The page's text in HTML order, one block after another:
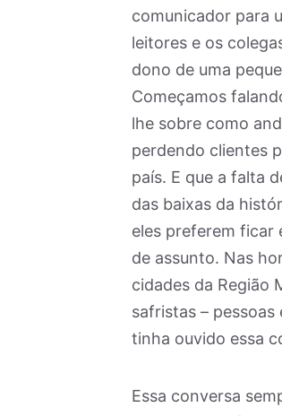
comunicador para
leitores e os
dono de uma
Começamos
lhe sobre como
perdendo clientes
país. E que a falta
das baixas da
eles preferem ficar
de assunto. Nas
cidades da Região
safristas –
tinha ouvido essa
Essa conversa